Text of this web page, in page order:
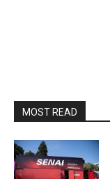
MOST READ